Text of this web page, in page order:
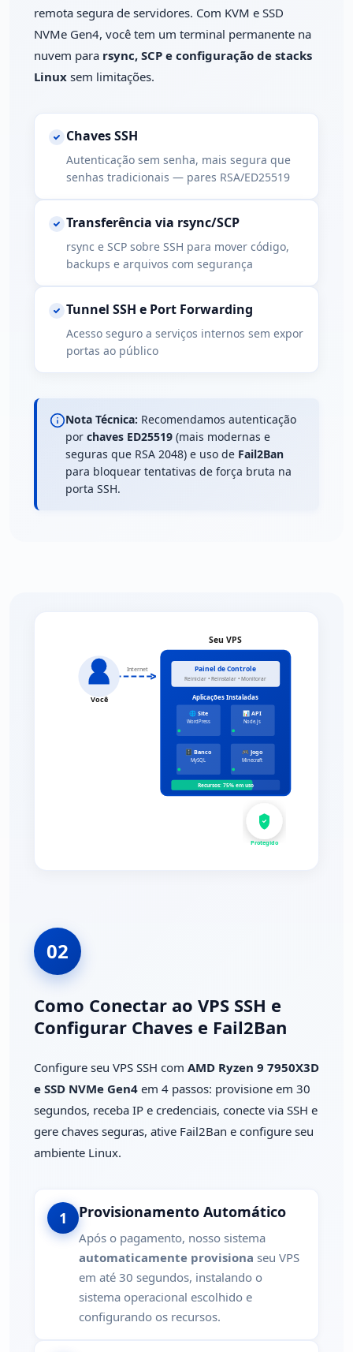
remota segura de servidores. Com KVM e SSD
NVMe Gen4, você tem um terminal permanente na
nuvem para rsync, SCP e configuração de stacks
Linux sem limitações.
Chaves SSH
Autenticação sem senha, mais segura que
senhas tradicionais — pares RSA/ED25519
Transferência via rsync/SCP
rsync e SCP sobre SSH para mover código,
backups e arquivos com segurança
Tunnel SSH e Port Forwarding
Acesso seguro a serviços internos sem expor
portas ao público
Nota Técnica: Recomendamos autenticação
por chaves ED25519 (mais modernas e
seguras que RSA 2048) e uso de Fail2Ban
para bloquear tentativas de força bruta na
porta SSH.
02
Como Conectar ao VPS SSH e
Configurar Chaves e Fail2Ban
Configure seu VPS SSH com AMD Ryzen 9 7950X3D
e SSD NVMe Gen4 em 4 passos: provisione em 30
segundos, receba IP e credenciais, conecte via SSH e
gere chaves seguras, ative Fail2Ban e configure seu
ambiente Linux.
1 Provisionamento Automático
Após o pagamento, nosso sistema
automaticamente provisiona seu VPS
em até 30 segundos, instalando o
sistema operacional escolhido e
configurando os recursos.
Você
Internet
Seu VPS
Painel de Controle
Reiniciar • Reinstalar • Monitorar
Aplicações Instaladas
🌐 Site
WordPress
📊 API
Node.js
🗄️ Banco
MySQL
🎮 Jogo
Minecraft
Recursos: 75% em uso
Protegido